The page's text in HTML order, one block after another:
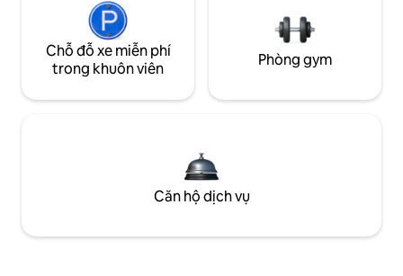
Chỗ đỗ xe miễn phí
trong khuôn viên
Phòng gym
Căn hộ dịch vụ